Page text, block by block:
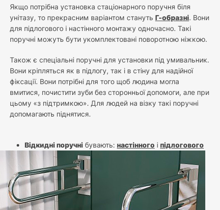
Якщо потрібна установка стаціонарного поручня біля
унітазу, то прекрасним варіантом стануть Г-образні. Вони
для підлогового і настінного монтажу одночасно. Такі
поручні можуть бути укомплектовані поворотною ніжкою.
Також є спеціальні поручні для установки під умивальник.
Вони кріпляться як в підлогу, так і в стіну для надійної
фіксації. Вони потрібні для того щоб людина могла
вмитися, почистити зуби без сторонньої допомоги, але при
цьому «з підтримкою». Для людей на візку такі поручні
допомагають піднятися.
Відкидні поручні бувають: настінного і підлогового